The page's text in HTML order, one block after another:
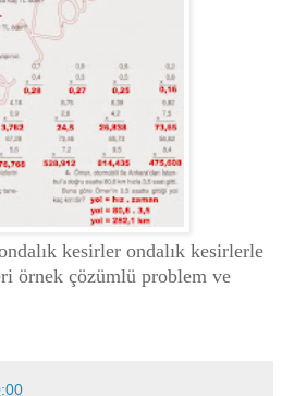
kesirler ondalık kesirlerle
örnek çözümlü problem ve